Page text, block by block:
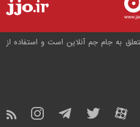
به جام جم آنلاین است و استفاده از